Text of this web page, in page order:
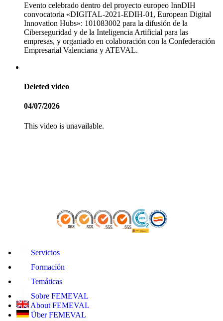
Evento celebrado dentro del proyecto europeo InnDIH
convocatoria «DIGITAL-2021-EDIH-01, European Digital
Innovation Hubs»: 101083002 para la difusión de la
Ciberseguridad y de la Inteligencia Artificial para las
empresas, y organiado en colaboración con la Confederación
Empresarial Valenciana y ATEVAL.
Deleted video
04/07/2026
This video is unavailable.
Servicios
Formación
Temáticas
Sobre FEMEVAL
About FEMEVAL
Über FEMEVAL